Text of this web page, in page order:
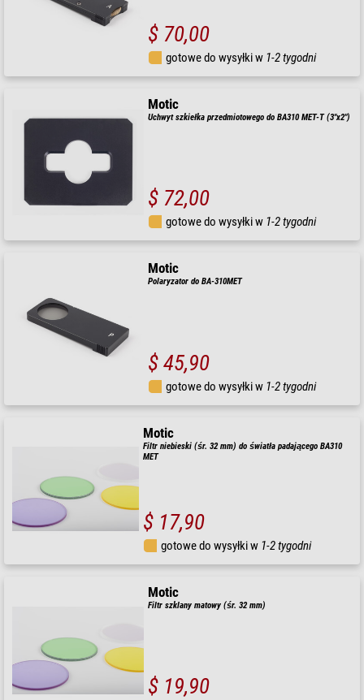
$ 70,00
gotowe do wysyłki w 1-2 tygodni
Motic
Uchwyt szkiełka przedmiotowego do BA310 MET-T (3"x2")
$ 72,00
gotowe do wysyłki w 1-2 tygodni
Motic
Polaryzator do BA-310MET
$ 45,90
gotowe do wysyłki w 1-2 tygodni
Motic
Filtr niebieski (śr. 32 mm) do światła padającego BA310
MET
$ 17,90
gotowe do wysyłki w 1-2 tygodni
Motic
Filtr szklany matowy (śr. 32 mm)
$ 19,90